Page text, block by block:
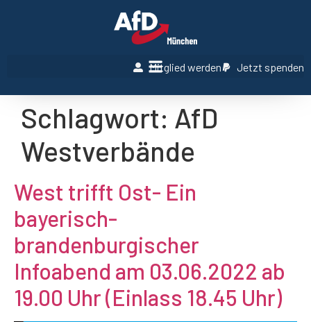
Mitglied werden Jetzt spenden
Schlagwort: AfD
Westverbände
West trifft Ost- Ein
bayerisch-
brandenburgischer
Infoabend am 03.06.2022 ab
19.00 Uhr (Einlass 18.45 Uhr)